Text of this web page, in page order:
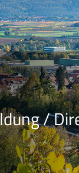
/